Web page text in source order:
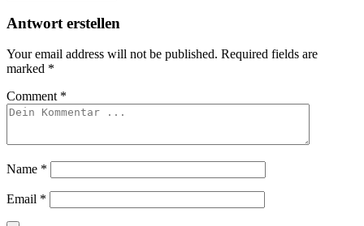
Antwort erstellen
Your email address will not be published. Required fields are
marked *
Comment *
Name *
Email *